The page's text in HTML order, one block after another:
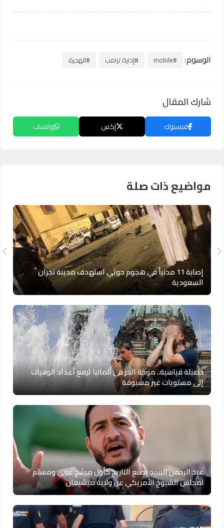
الوسوم: #mobile #إدارة ترامب #الهجرة
شارك المقال
فيسبوك إكس واتساب
مواضيع ذات صلة
إصابة 11 مدنياً في هجوم حوثي استهدف مدينة نجران
السعودية
حصيلة قياسية.. موجة الحر في ألمانيا ترفع أعداد الوفيات
إلى مستويات غير مسبوقة
عبد الرحمن السيد يصنع التاريخ كأول مرشح عربي ومسلم
لمجلس الشيوخ الأمريكي عن ولاية ميشيغان